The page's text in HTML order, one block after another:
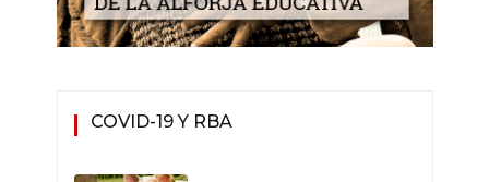
COVID-19 Y RBA